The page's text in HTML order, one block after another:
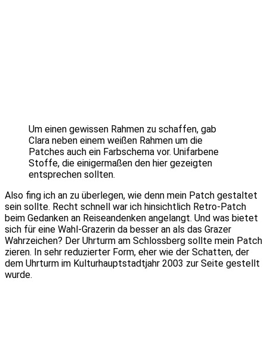
Um einen gewissen Rahmen zu schaffen, gab
Clara neben einem weißen Rahmen um die
Patches auch ein Farbschema vor. Unifarbene
Stoffe, die einigermaßen den hier gezeigten
entsprechen sollten.
Also fing ich an zu überlegen, wie denn mein Patch gestaltet
sein sollte. Recht schnell war ich hinsichtlich Retro-Patch
beim Gedanken an Reiseandenken angelangt. Und was bietet
sich für eine Wahl-Grazerin da besser an als das Grazer
Wahrzeichen? Der Uhrturm am Schlossberg sollte mein Patch
zieren. In sehr reduzierter Form, eher wie der Schatten, der
dem Uhrturm im Kulturhauptstadtjahr 2003 zur Seite gestellt
wurde.